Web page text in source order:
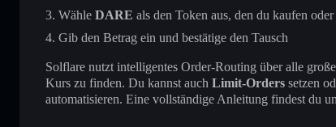
Wähle DARE als den Token aus, den du kaufen
Gib den Betrag ein und bestätige den Tausch
Solflare nutzt intelligentes Order-Routing über alle
Kurs zu finden. Du kannst auch Limit-Orders setzen
automatisieren. Eine vollständige Anleitung findest du